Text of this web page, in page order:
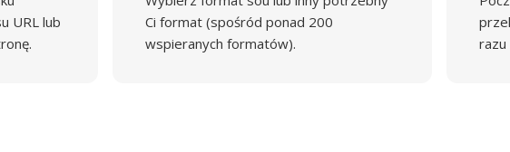
URL lub
Ci format (spośród ponad 200
wspieranych formatów).